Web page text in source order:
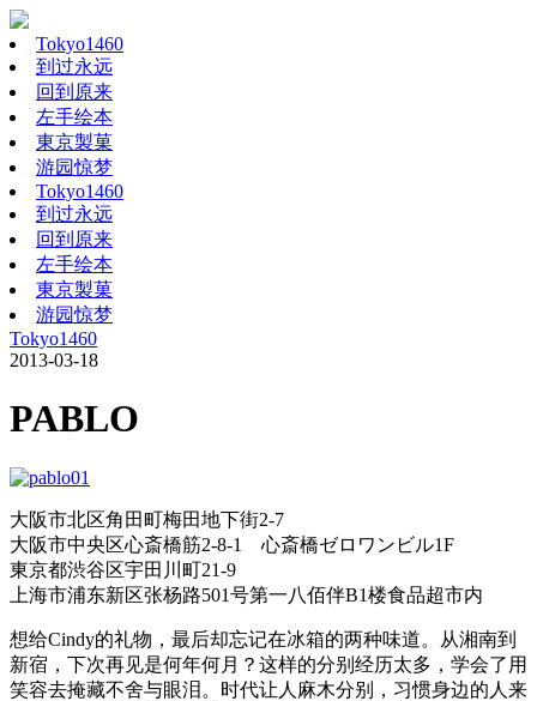
Tokyo1460
到过永远
回到原来
左手绘本
東京製菓
游园惊梦
Tokyo1460
到过永远
回到原来
左手绘本
東京製菓
游园惊梦
Tokyo1460
2013-03-18
PABLO
大阪市北区角田町梅田地下街2-7
大阪市中央区心斎橋筋2-8-1 心斎橋ゼロワンビル1F
東京都渋谷区宇田川町21-9
上海市浦东新区张杨路501号第一八佰伴B1楼食品超市内
想给Cindy的礼物，最后却忘记在冰箱的两种味道。从湘南到
新宿，下次再见是何年何月？这样的分别经历太多，学会了用
笑容去掩藏不舍与眼泪。时代让人麻木分别，习惯身边的人来